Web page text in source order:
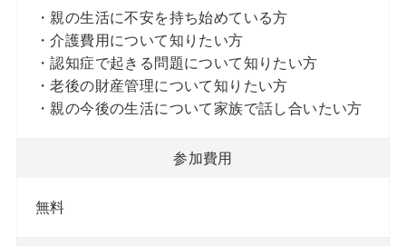
・親の生活に不安を持ち始めている方
・介護費用について知りたい方
・認知症で起きる問題について知りたい方
・老後の財産管理について知りたい方
・親の今後の生活について家族で話し合いたい方
参加費用
無料